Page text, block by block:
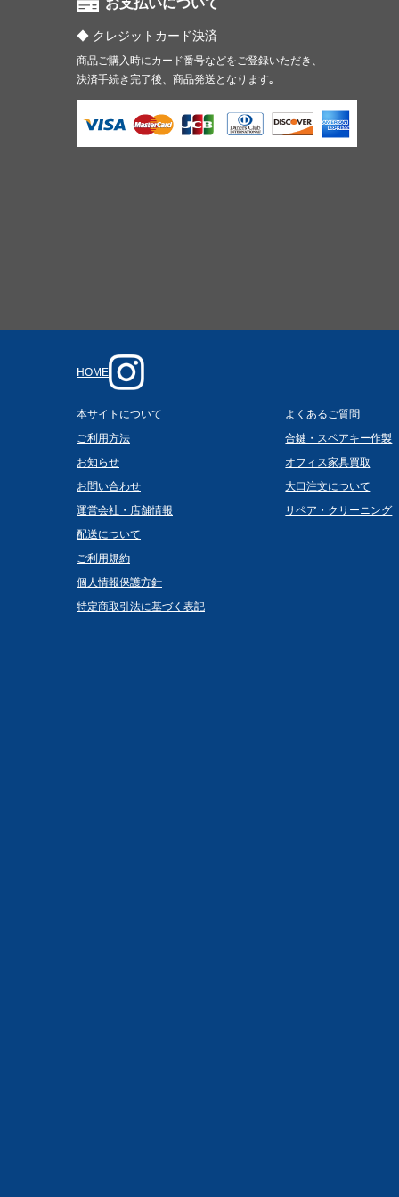
お支払いについて
クレジットカード決済
商品ご購入時にカード番号などをご登録いただき、
決済手続き完了後、商品発送となります｡
HOME
本サイトについて
ご利用方法
お知らせ
お問い合わせ
運営会社・店舗情報
配送について
ご利用規約
個人情報保護方針
特定商取引法に基づく表記
よくあるご質問
合鍵・スペアキー作製
オフィス家具買取
大口注文について
リペア・クリーニング